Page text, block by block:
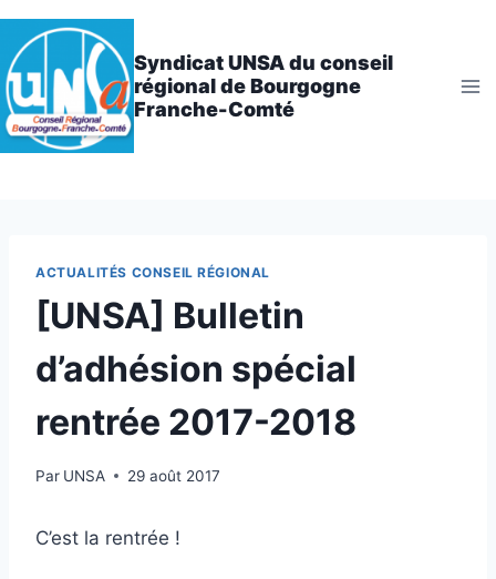
Aller
au
contenu
Syndicat UNSA du conseil
régional de Bourgogne
Franche-Comté
ACTUALITÉS CONSEIL RÉGIONAL
[UNSA] Bulletin
d’adhésion spécial
rentrée 2017-2018
Par UNSA 29 août 2017
C’est la rentrée !